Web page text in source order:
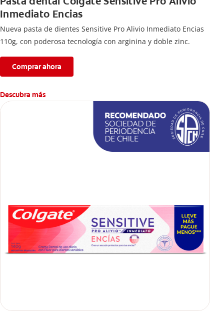
Inmediato Encias
Nueva pasta de dientes Sensitive Pro Alivio Inmediato Encias
110g, con poderosa tecnología con arginina y doble zinc.
Comprar ahora
Descubra más